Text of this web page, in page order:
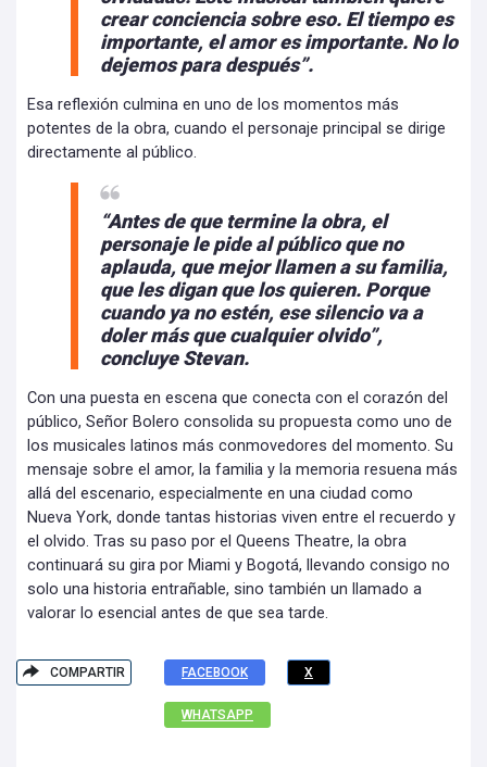
crear conciencia sobre eso. El tiempo es
importante, el amor es importante. No lo
dejemos para después”.
Esa reflexión culmina en uno de los momentos más
potentes de la obra, cuando el personaje principal se dirige
directamente al público.
“Antes de que termine la obra, el
personaje le pide al público que no
aplauda, que mejor llamen a su familia,
que les digan que los quieren. Porque
cuando ya no estén, ese silencio va a
doler más que cualquier olvido”,
concluye Stevan.
Con una puesta en escena que conecta con el corazón del
público, Señor Bolero consolida su propuesta como uno de
los musicales latinos más conmovedores del momento. Su
mensaje sobre el amor, la familia y la memoria resuena más
allá del escenario, especialmente en una ciudad como
Nueva York, donde tantas historias viven entre el recuerdo y
el olvido. Tras su paso por el Queens Theatre, la obra
continuará su gira por Miami y Bogotá, llevando consigo no
solo una historia entrañable, sino también un llamado a
valorar lo esencial antes de que sea tarde.
COMPARTIR FACEBOOK X
WHATSAPP